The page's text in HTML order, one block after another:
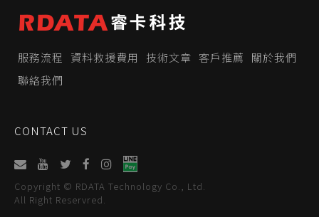
服務流程 資料救援費用 技術文章 客戶推薦
關於我們
聯絡我們
CONTACT US
Copyright © RDATA Technology Co., Ltd.
All Right Reservred.